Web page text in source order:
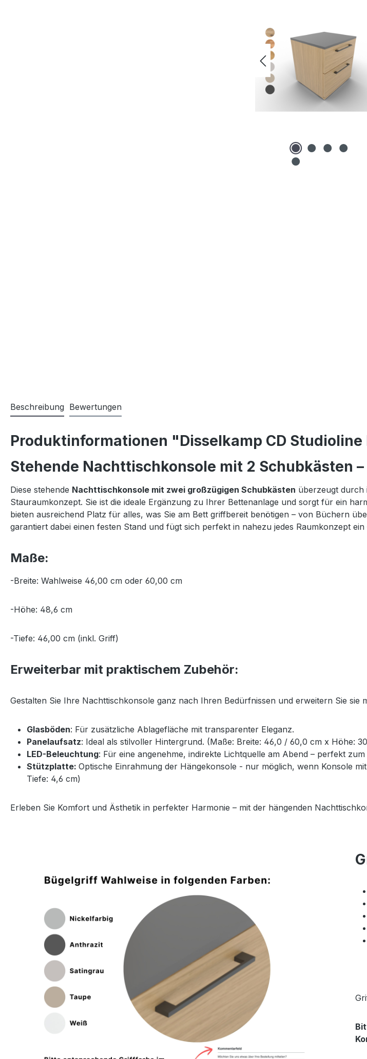
Beschreibung Bewertungen
Produktinformationen "Disselkamp CD
Stehende Nachttischkonsole mit 2 Schubkästen
Diese stehende Nachttischkonsole mit zwei großzügigen Schubkästen überzeugt durch
Stauraumkonzept. Sie ist die ideale Ergänzung zu Ihrer Bettenanlage und sorgt für ein
bieten ausreichend Platz für alles, was Sie am Bett griffbereit benötigen – von Büchern
garantiert dabei einen festen Stand und fügt sich perfekt in nahezu jedes Raumkonzept
Maße:
-Breite: Wahlweise 46,00 cm oder 60,00 cm
-Höhe: 48,6 cm
-Tiefe: 46,00 cm (inkl. Griff)
Erweiterbar mit praktischem Zubehör:
Gestalten Sie Ihre Nachttischkonsole ganz nach Ihren Bedürfnissen und erweitern Sie sie
Glasböden: Für zusätzliche Ablagefläche mit transparenter Eleganz.
Panelaufsatz: Ideal als stilvoller Hintergrund. (Maße: Breite: 46,0 / 60,0 cm x Höhe:
LED-Beleuchtung: Für eine angenehme, indirekte Lichtquelle am Abend – perfekt
Stützplatte: Optische Einrahmung der Hängekonsole - nur möglich, wenn Konsole
Tiefe: 4,6 cm)
Erleben Sie Komfort und Ästhetik in perfekter Harmonie – mit der hängenden